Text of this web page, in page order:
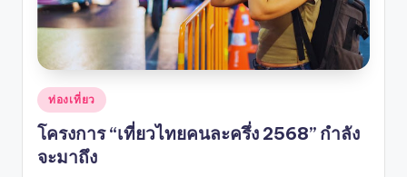
Posted
in
ท่องเที่ยว
โครงการ “เที่ยวไทยคนละครึ่ง 2568” กำลัง
จะมาถึง